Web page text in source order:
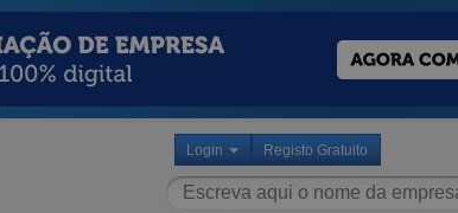
Login Registo Gratuito